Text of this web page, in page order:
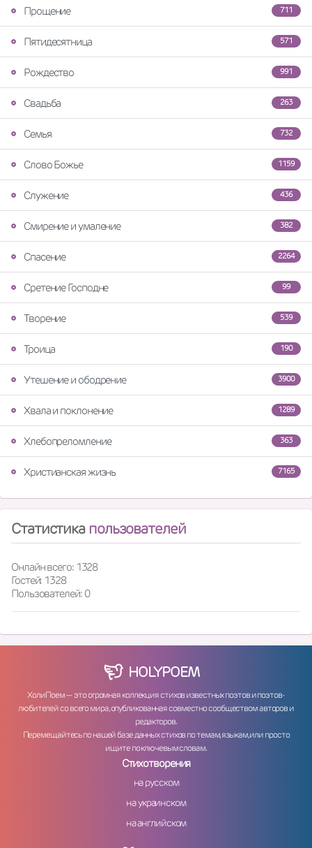
711
Прощение
571
Пятидесятница
991
Рождество
263
Свадьба
732
Семья
1159
Слово Божье
436
Служение
382
Смирение и умаление
2264
Спасение
99
Сретение Господне
539
Творение
190
Троица
3900
Утешение и ободрение
1289
Хвала и поклонение
363
Хлебопреломление
7165
Христианская жизнь
Статистика пользователей
Онлайн всего: 1328
Гостей: 1328
Пользователей: 0
HOLYPOEM
ХолиПоем — это огромная коллекция стихов известных поэтов и поэтов-
любителей со всего мира, опубликованная совместно сообществом авторов и
редакторов.
Перемещайтесь по нашей базе данных стихов по темам, языкам, или просто
ищите по ключевым словам.
Стихотворения
на русском
на украинском
на английском